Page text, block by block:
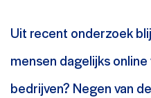
Uit recent onderzoek
mensen dagelijks online
bedrijven? Negen van